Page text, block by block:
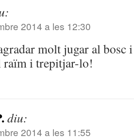
2014 a les 12:30
molt jugar al bosc
i trepitjar-lo!
diu:
2014 a les 11:55